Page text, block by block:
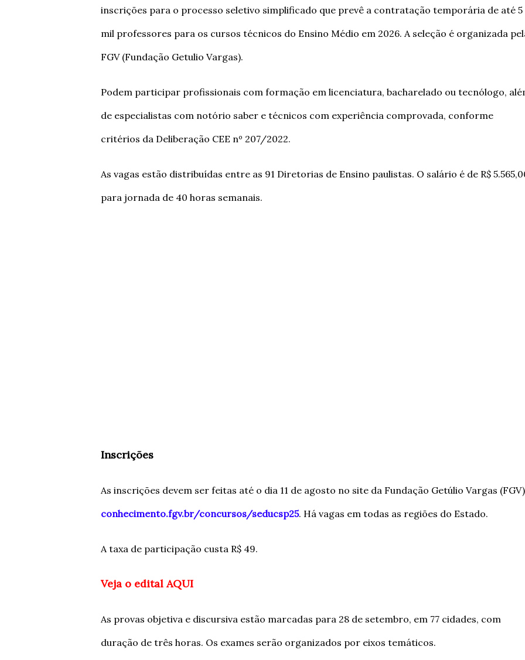
inscrições para o processo seletivo simplificado que prevê a contratação temporária de até 5
mil professores para os cursos técnicos do Ensino Médio em 2026. A seleção é organizada
FGV (Fundação Getulio Vargas).
Podem participar profissionais com formação em licenciatura, bacharelado ou tecnólogo,
de especialistas com notório saber e técnicos com experiência comprovada, conforme
critérios da Deliberação CEE nº 207/2022.
As vagas estão distribuídas entre as 91 Diretorias de Ensino paulistas. O salário é de R$
para jornada de 40 horas semanais.
Inscrições
As inscrições devem ser feitas até o dia 11 de agosto no site da Fundação Getúlio Vargas
conhecimento.fgv.br/concursos/seducsp25. Há vagas em todas as regiões do Estado.
A taxa de participação custa R$ 49.
Veja o edital AQUI
As provas objetiva e discursiva estão marcadas para 28 de setembro, em 77 cidades, com
duração de três horas. Os exames serão organizados por eixos temáticos.